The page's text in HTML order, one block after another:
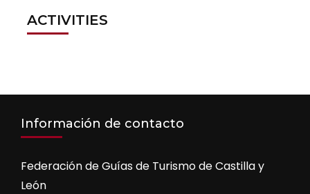
ACTIVITIES
Información de contacto
Federación de Guías de Turismo de Castilla y
León